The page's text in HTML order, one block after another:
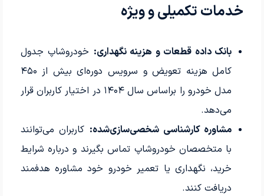
خدمات تکمیلی و ویژه
بانک داده قطعات و هزینه نگهداری: خودروشاپ جدول
کامل هزینه تعویض و سرویس دوره‌ای بیش از ۴۵۰
مدل خودرو را براساس سال ۱۴۰۴ در اختیار کاربران قرار
می‌دهد.
مشاوره کارشناسی شخصی‌سازی‌شده: کاربران می‌توانند
با متخصصان خودروشاپ تماس بگیرند و درباره شرایط
خرید، نگهداری یا تعمیر خودرو خود مشاوره هدفمند
دریافت کنند.